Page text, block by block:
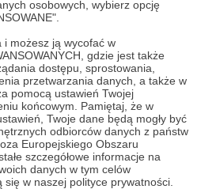
osobowych, wybierz opcję
możesz ją wycofać w
gdzie jest także
dostępu, sprostowania,
przetwarzania danych, a także w
pomocą ustawień Twojej
końcowym. Pamiętaj, że w
Twoje dane będą mogły być
odbiorców danych z państw
Europejskiego Obszaru
szczegółowe informacje na
danych w tym celów
w naszej polityce prywatności.
moich danych
w formularzu rejestracyjnym w celu
usług serwisu Patronite.
drogą elektroniczną
- newslettera. Opcja ta może zostać
konta.